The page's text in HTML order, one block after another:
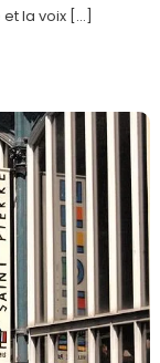
la voix […]